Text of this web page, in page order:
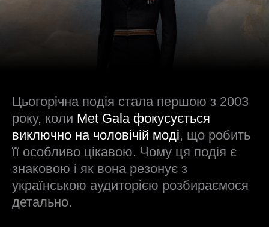
Цьогорічна подія стала першою з 2003
року, коли Met Gala фокусується
виключно на чоловічій моді, що робить
її особливо цікавою. Чому ця подія є
знаковою і як вона резонує з
українською аудиторією розбираємося
детально.